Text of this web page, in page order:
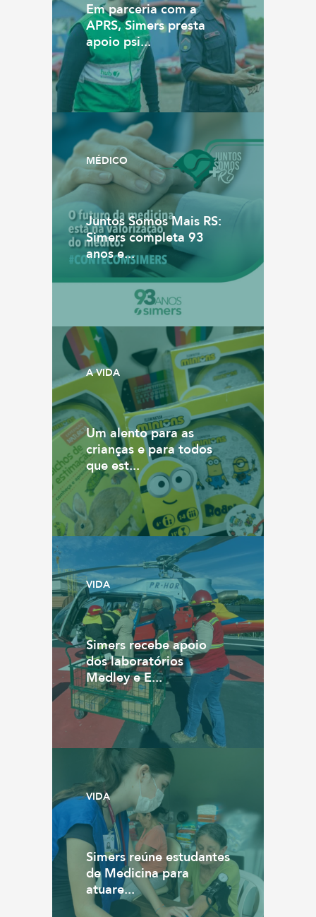
Em parceria com a
APRS, Simers presta
apoio psi...
MÉDICO
Juntos Somos Mais RS:
Simers completa 93
anos e...
A VIDA
Um alento para as
crianças e para todos
que est...
VIDA
Simers recebe apoio
dos laboratórios
Medley e E...
VIDA
Simers reúne estudantes
de Medicina para
atuare...